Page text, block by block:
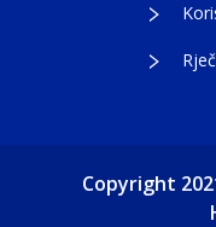
Copyright